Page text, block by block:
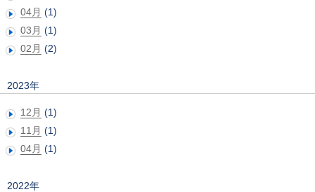
04月 (1)
03月 (1)
02月 (2)
2023年
12月 (1)
11月 (1)
04月 (1)
2022年